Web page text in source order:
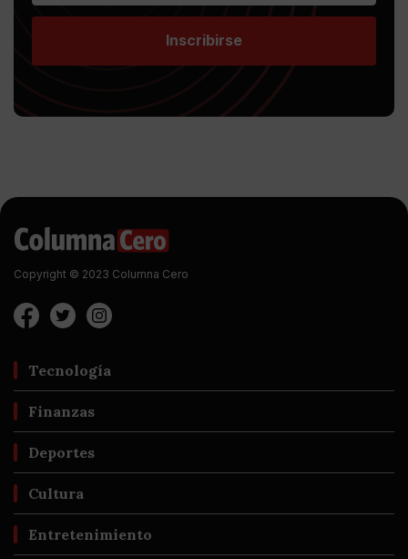
Inscribirse
Copyright © 2023 Columna Cero
Tecnología
Finanzas
Deportes
Cultura
Entretenimiento